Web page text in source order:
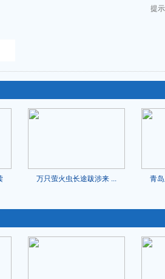
提
万只萤火虫长途跋涉来 ... 青